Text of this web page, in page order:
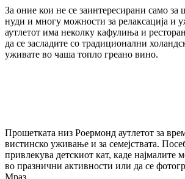
За оние кои не се заинтересирани само
нуди и многу можности за релаксација и
аутлетот има неколку кафулиња и
да се засладите со традиционални
уживате во чаша топло греано вино.
Прошетката низ Роермонд аутлетот за
вистинско уживање и за семејствата.
привлекува детскиот кат, каде најмалите
во празнични активности или да се
Мраз.